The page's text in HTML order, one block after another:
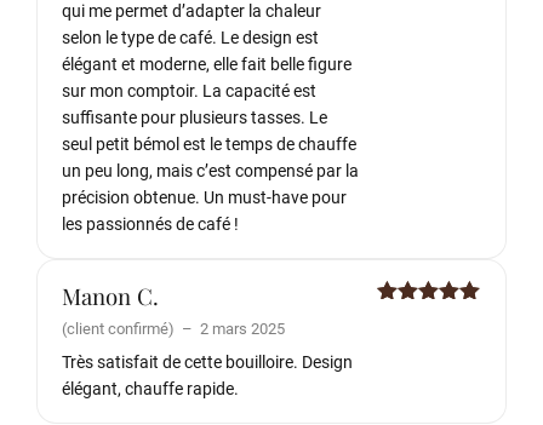
qui me permet d’adapter la chaleur
selon le type de café. Le design est
élégant et moderne, elle fait belle figure
sur mon comptoir. La capacité est
suffisante pour plusieurs tasses. Le
seul petit bémol est le temps de chauffe
un peu long, mais c’est compensé par la
précision obtenue. Un must-have pour
les passionnés de café !
Manon C.
(client confirmé) – 2 mars 2025
Très satisfait de cette bouilloire. Design
élégant, chauffe rapide.